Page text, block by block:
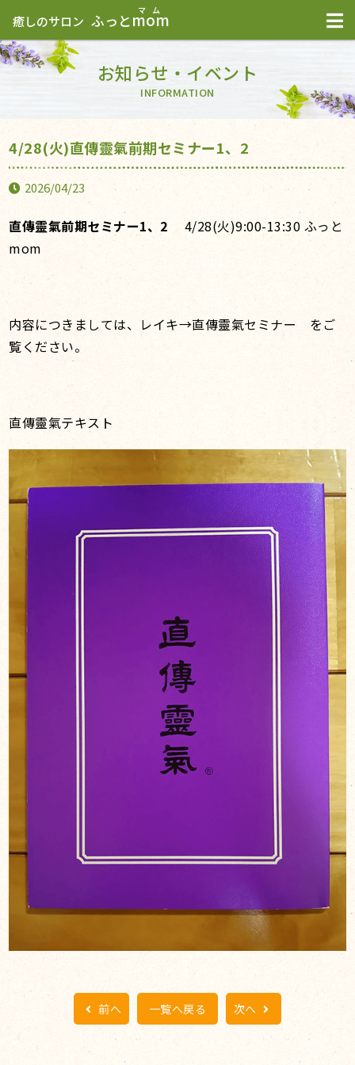
癒しのサロン ふっとmom
お知らせ・イベント
INFORMATION
4/28(火)直傳靈氣前期セミナー1、2
2026/04/23
直傳靈氣前期セミナー1、2
4/28(火)9:00-13:30 ふっと
mom
内容につきましては、レイキ→直傳靈氣セミナー をご
覧ください。
直傳靈氣テキスト
前へ 一覧へ戻る 次へ